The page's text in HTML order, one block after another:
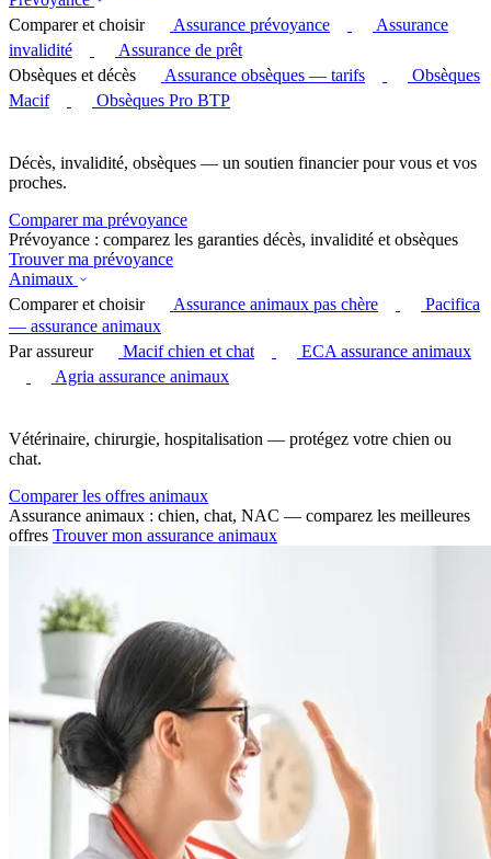
Comparer et choisir
Assurance prévoyance
Assurance
invalidité
Assurance de prêt
Obsèques et décès
Assurance obsèques — tarifs
Obsèques
Macif
Obsèques Pro BTP
Décès, invalidité, obsèques — un soutien financier pour vous et vos
proches.
Comparer ma prévoyance
Prévoyance : comparez les garanties décès, invalidité et obsèques
Trouver ma prévoyance
Animaux
Comparer et choisir
Assurance animaux pas chère
Pacifica
— assurance animaux
Par assureur
Macif chien et chat
ECA assurance animaux
Agria assurance animaux
Vétérinaire, chirurgie, hospitalisation — protégez votre chien ou
chat.
Comparer les offres animaux
Assurance animaux : chien, chat, NAC — comparez les meilleures
offres Trouver mon assurance animaux